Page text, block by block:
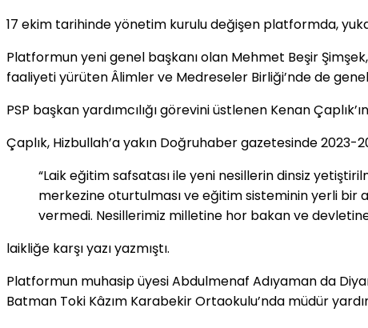
17 ekim tarihinde yönetim kurulu değişen platformda,
Platformun yeni genel başkanı olan Mehmet Beşir Şimşek,
faaliyeti yürüten Âlimler ve Medreseler Birliği’nde de
PSP başkan yardımcılığı görevini üstlenen Kenan
Çaplık, Hizbullah’a yakın Doğruhaber gazetesinde
“Laik eğitim safsatası ile yeni nesillerin dinsiz
merkezine oturtulması ve eğitim sisteminin yerli bir
vermedi. Nesillerimiz milletine hor bakan ve
laikliğe karşı yazı yazmıştı.
Platformun muhasip üyesi Abdulmenaf Adıyaman da
Batman Toki Kâzım Karabekir Ortaokulu’nda müdür